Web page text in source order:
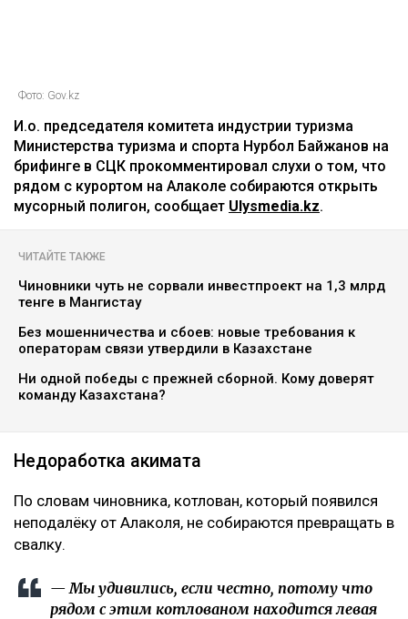
Фото: Gov.kz
И.о. председателя комитета индустрии туризма
Министерства туризма и спорта Нурбол Байжанов на
брифинге в СЦК прокомментировал слухи о том, что
рядом с курортом на Алаколе собираются открыть
мусорный полигон, сообщает Ulysmedia.kz.
ЧИТАЙТЕ ТАКЖЕ
Чиновники чуть не сорвали инвестпроект на 1,3 млрд
тенге в Мангистау
Без мошенничества и сбоев: новые требования к
операторам связи утвердили в Казахстане
Ни одной победы с прежней сборной. Кому доверят
команду Казахстана?
Недоработка акимата
По словам чиновника, котлован, который появился
неподалёку от Алаколя, не собираются превращать в
свалку.
— Мы удивились, если честно, потому что
рядом с этим котлованом находится левая